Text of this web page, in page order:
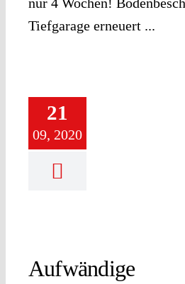
Tiefgarage erneuert ...
21
09, 2020
Aufwändige